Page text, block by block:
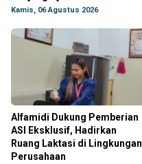
Kamis, 06 Agustus 2026
Alfamidi Dukung Pemberian
ASI Eksklusif, Hadirkan
Ruang Laktasi di Lingkungan
Perusahaan